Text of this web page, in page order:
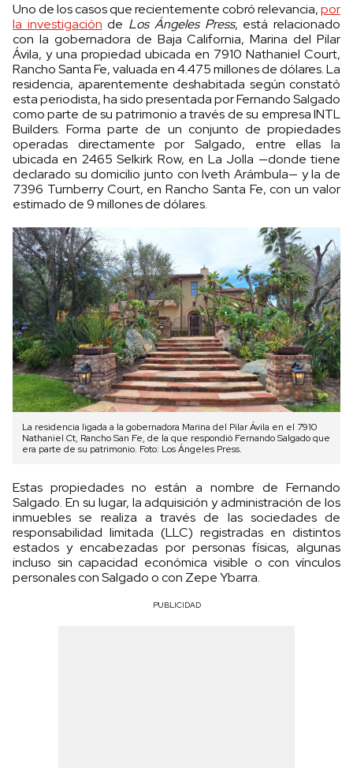
Uno de los casos que recientemente cobró relevancia,por
la investigación de Los Ángeles Press, está relacionado
con la gobernadora de Baja California, Marina del Pilar
Ávila, y una propiedad ubicada en 7910 Nathaniel Court,
Rancho Santa Fe, valuada en 4.475 millones de dólares. La
residencia, aparentemente deshabitada según constató
esta periodista, ha sido presentada por Fernando Salgado
como parte de su patrimonio a través de su empresa INTL
Builders. Forma parte de un conjunto de propiedades
operadas directamente por Salgado, entre ellas la
ubicada en 2465 Selkirk Row, en La Jolla —donde tiene
declarado su domicilio junto con Iveth Arámbula— y la de
7396 Turnberry Court, en Rancho Santa Fe, con un valor
estimado de 9 millones de dólares.
La residencia ligada a la gobernadora Marina del Pilar Ávila en el 7910
Nathaniel Ct, Rancho San Fe, de la que respondió Fernando Salgado que
era parte de su patrimonio. Foto: Los Ángeles Press.
Estas propiedades no están a nombre de Fernando
Salgado. En su lugar, la adquisición y administración de los
inmuebles se realiza a través de las sociedades de
responsabilidad limitada (LLC) registradas en distintos
estados y encabezadas por personas físicas, algunas
incluso sin capacidad económica visible o con vínculos
personales con Salgado o con Zepe Ybarra.
PUBLICIDAD